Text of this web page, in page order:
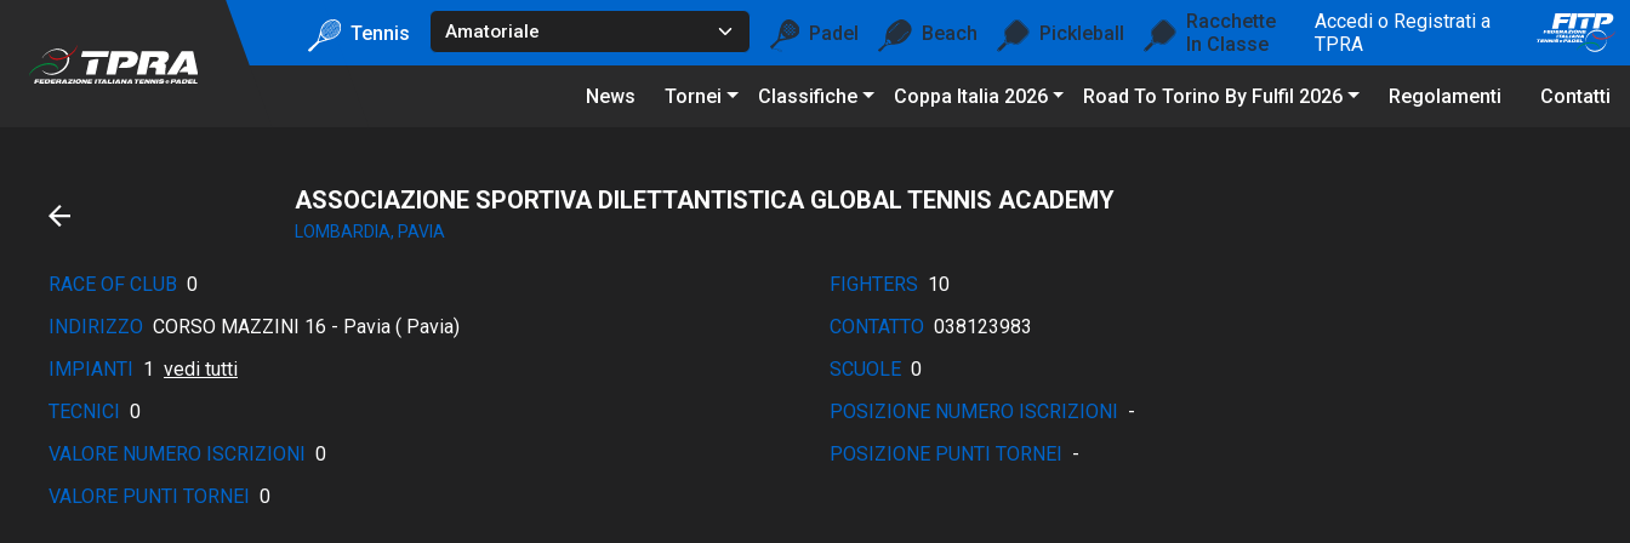
Tennis Padel Beach Pickleball
Racchette
In Classe
Accedi o Registrati a
TPRA
News Tornei Classifiche Coppa Italia 2026 Road To Torino By Fulfil 2026 Regolamenti Contatti
ASSOCIAZIONE SPORTIVA DILETTANTISTICA GLOBAL TENNIS ACADEMY
LOMBARDIA, PAVIA
RACE OF CLUB 0 FIGHTERS 10
INDIRIZZO CORSO MAZZINI 16 - Pavia ( Pavia) CONTATTO 038123983
IMPIANTI 1 vedi tutti SCUOLE 0
TECNICI 0 POSIZIONE NUMERO ISCRIZIONI -
VALORE NUMERO ISCRIZIONI 0 POSIZIONE PUNTI TORNEI -
VALORE PUNTI TORNEI 0